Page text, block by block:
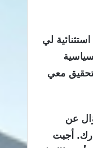
لي
سياسية
معي
عن
أجبت